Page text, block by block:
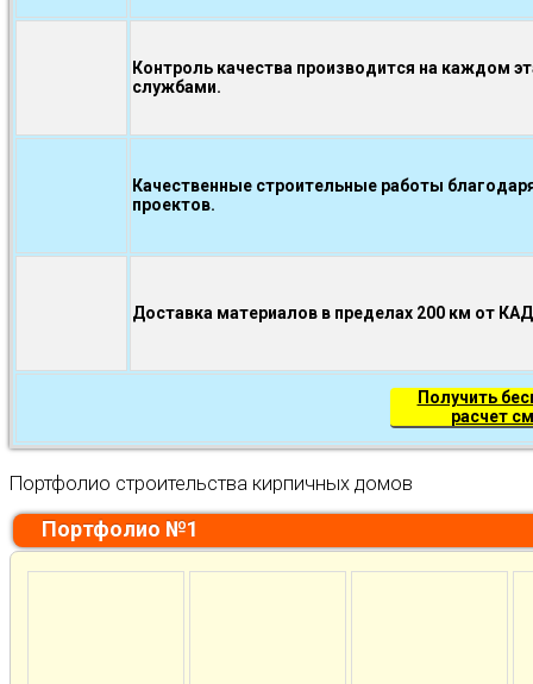
Контроль качества производится на каждом
службами.
Качественные строительные работы
проектов.
Доставка материалов в пределах 200 км от
Получить
расчет
Портфолио строительства кирпичных домов
Портфолио №1